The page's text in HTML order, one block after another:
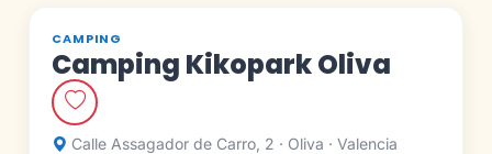
CAMPING
Camping Kikopark Oliva
Calle Assagador de Carro, 2 · Oliva · Valencia